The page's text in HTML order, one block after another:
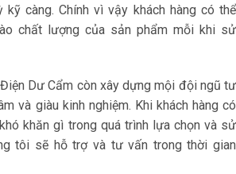
càng. Chính vì vậy khách hàng có thể
chất lượng của sản phẩm mỗi khi sử
Dư Cẩm còn xây dựng mội đội ngũ tư
và giàu kinh nghiệm. Khi khách hàng có
khăn gì trong quá trình lựa chọn và sử
tôi sẽ hỗ trợ và tư vấn trong thời gian